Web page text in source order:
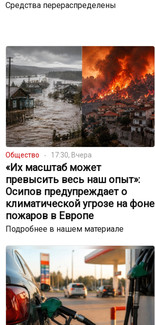
Средства перераспределены
Общество 17:30, Вчера
«Их масштаб может
превысить весь наш опыт»:
Осипов предупреждает о
климатической угрозе на фоне
пожаров в Европе
Подробнее в нашем материале